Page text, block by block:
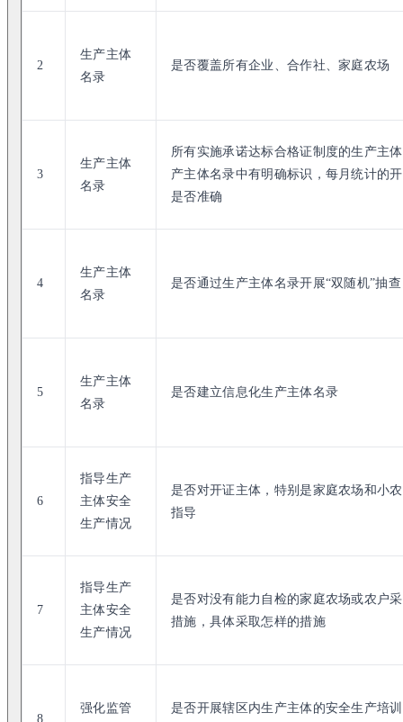
2
生产主体
名录
是否覆盖所有企业、合作社、家庭农场
3
生产主体
名录
所有实施承诺达标合格证制度的生产主
产主体名录中有明确标识，每月统计的
是否准确
4
生产主体
名录
是否通过生产主体名录开展“双随机”抽查
5
生产主体
名录
是否建立信息化生产主体名录
6
指导生产
主体安全
生产情况
是否对开证主体，特别是家庭农场和小
指导
7
指导生产
主体安全
生产情况
是否对没有能力自检的家庭农场或农户
措施，具体采取怎样的措施
8
强化监管
是否开展辖区内生产主体的安全生产培